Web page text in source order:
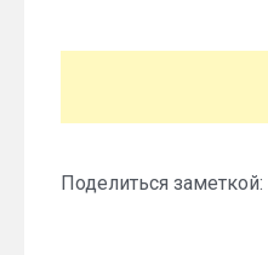
Поделиться заметкой: